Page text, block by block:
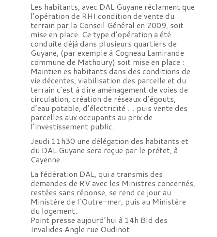
Les habitants, avec DAL Guyane réclament que
l’opération de RHI condition de vente du
terrain par la Conseil Général en 2009, soit
mise en place. Ce type d’opération a été
conduite déjà dans plusieurs quartiers de
Guyane, (par exemple à Cogneau Lamirande
commune de Mathoury) soit mise en place :
Maintien es habitants dans des conditions de
vie décentes, viabilisation des parcelle et du
terrain c’est à dire aménagement de voies de
circulation, création de réseaux d’égouts,
d’eau potable, d’électricité … puis vente des
parcelles aux occupants au prix de
l’investissement public.
Jeudi 11h30 une délégation des habitants et
du DAL Guyane sera reçue par le préfet, à
Cayenne.
La fédération DAL, qui a transmis des
demandes de RV avec les Ministres concernés,
restées sans réponse, se rend ce jour au
Ministère de l’Outre-mer, puis au Ministère
du logement.
Point presse aujourd’hui à 14h Bld des
Invalides Angle rue Oudinot.